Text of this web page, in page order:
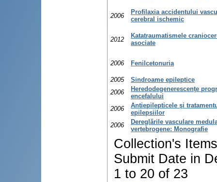
2006
Profilaxia accidentului
cerebral ischemic
2012
Katatraumatismele
asociate
2006 Fenilcetonuria
2005
Sindroame epileptice
2006
Heredodegenerescenţe
encefalului
2006
Antiepilepticele şi
epilepsiilor
2006
Dereglările vasculare
vertebrogene: Monografie
Collection's
Submit Date in
1 to 20 of 23